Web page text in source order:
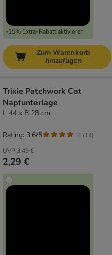
-15% Extra-Rabatt aktivieren
Zum Warenkorb
hinzufügen
Trixie Patchwork Cat
Napfunterlage
L 44 x B 28 cm
UVP 3,49 €
2,29 €
Rating: 3.6/5 (14)